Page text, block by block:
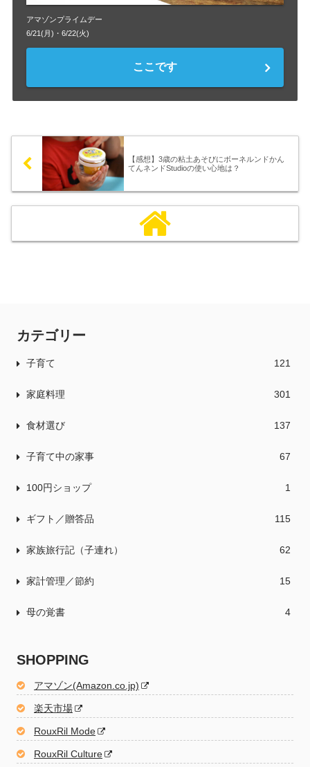
アマゾンプライムデー
6/21(月)・6/22(火)
ここです
【感想】3歳の粘土あそびにボーネルンドかん
てんネンドStudioの使い心地は？
カテゴリー
子育て 121
家庭料理 301
食材選び 137
子育て中の家事 67
100円ショップ 1
ギフト／贈答品 115
家族旅行記（子連れ） 62
家計管理／節約 15
母の覚書 4
SHOPPING
アマゾン(Amazon.co.jp)
楽天市場
RouxRil Mode
RouxRil Culture